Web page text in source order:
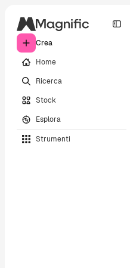
Crea
Home
Ricerca
Stock
Esplora
Strumenti